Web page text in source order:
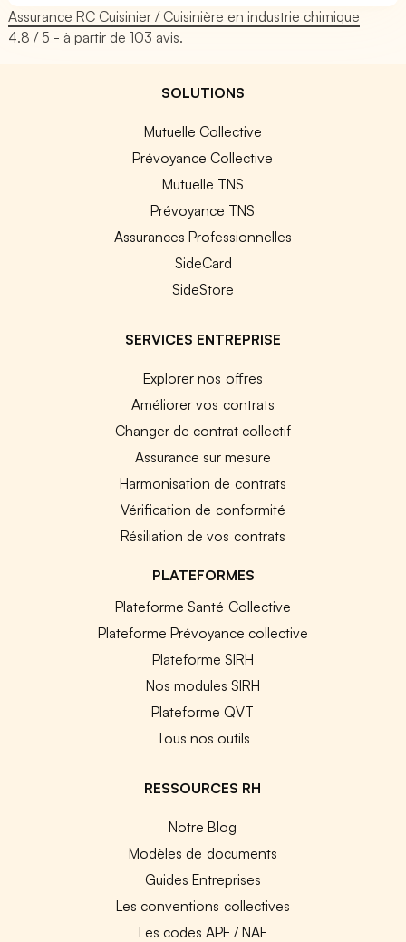
Assurance RC Cuisinier / Cuisinière en industrie chimique
4.8 / 5 - à partir de103 avis.
SOLUTIONS
Mutuelle Collective
Prévoyance Collective
Mutuelle TNS
Prévoyance TNS
Assurances Professionnelles
SideCard
SideStore
SERVICES ENTREPRISE
Explorer nos offres
Améliorer vos contrats
Changer de contrat collectif
Assurance sur mesure
Harmonisation de contrats
Vérification de conformité
Résiliation de vos contrats
PLATEFORMES
Plateforme Santé Collective
Plateforme Prévoyance collective
Plateforme SIRH
Nos modules SIRH
Plateforme QVT
Tous nos outils
RESSOURCES RH
Notre Blog
Modèles de documents
Guides Entreprises
Les conventions collectives
Les codes APE / NAF